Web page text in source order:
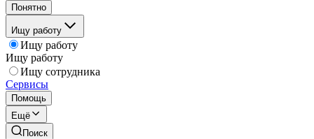
Понятно
Ищу работу
Ищу работу
Ищу работу
Ищу сотрудника
Сервисы
Помощь
Ещё
Поиск